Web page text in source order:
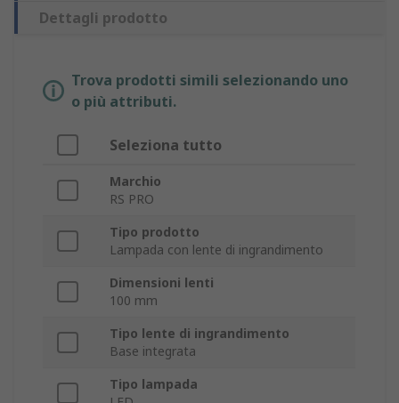
Dettagli prodotto
Trova prodotti simili selezionando uno
o più attributi.
Seleziona tutto
Marchio
RS PRO
Tipo prodotto
Lampada con lente di ingrandimento
Dimensioni lenti
100 mm
Tipo lente di ingrandimento
Base integrata
Tipo lampada